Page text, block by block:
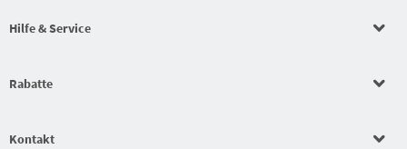
Hilfe & Service
Rabatte
Kontakt